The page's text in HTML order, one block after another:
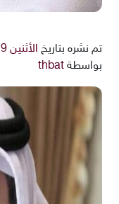
تم نشره بتاريخ الأثنين 29 ذو القعدة 1438هـ 21-8-2017م
بواسطة thbat